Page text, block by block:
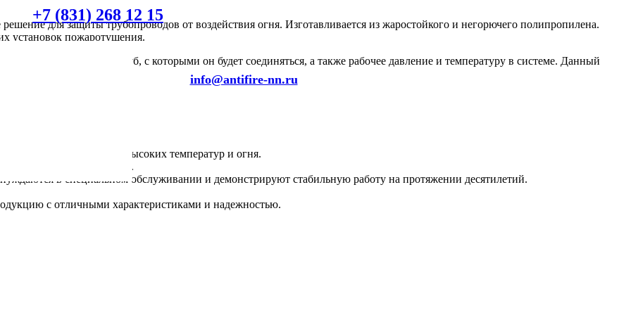
+7 (831) 268 12 15
info@antifire-nn.ru
для защиты трубопроводов от воздействия огня. Изготавливается из жаростойкого и негорючего полипропилена.
установок пожаротушения.
учитывать диаметр труб, с которыми он будет соединяться, а также рабочее давление и температуру в системе. Данный
трубопроводы от высоких температур и огня.
долгосрочную защиту.
в специальном обслуживании и демонстрируют стабильную работу на протяжении десятилетий.
с отличными характеристиками и надежностью.